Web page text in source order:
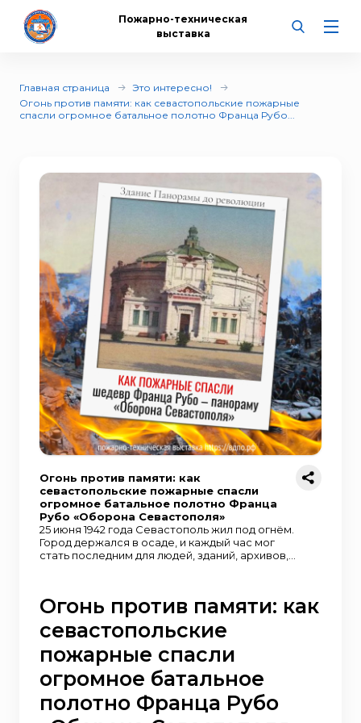
Пожарно-техническая
выставка
Главная страница
Это интересно!
Огонь против памяти: как севастопольские пожарные
спасли огромное батальное полотно Франца Рубо...
Огонь против памяти: как
севастопольские пожарные спасли
огромное батальное полотно Франца
Рубо «Оборона Севастополя»
25 июня 1942 года Севастополь жил под огнём.
Город держался в осаде, и каждый час мог
стать последним для людей, зданий, архивов,
снаряд. Начался пожар. Разрушенное здание
Севастопольской панорамы. Фото
Л.А.Кудельского, 1948 г. Источник: pastvu
музейное здание. Под угрозой оказалось
огромное батальное полотно Франца Рубо –
живописная панорама, на которой была
запечатлена первая оборона Севастополя.
Это был не просто музейный экспонат. Для
Огонь против памяти: как
севастопольские
пожарные спасли
огромное батальное
полотно Франца Рубо